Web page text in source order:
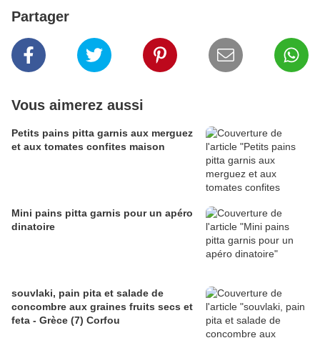
Partager
Vous aimerez aussi
Petits pains pitta garnis aux merguez
et aux tomates confites maison
Mini pains pitta garnis pour un apéro
dinatoire
souvlaki, pain pita et salade de
concombre aux graines fruits secs et
feta - Grèce (7) Corfou